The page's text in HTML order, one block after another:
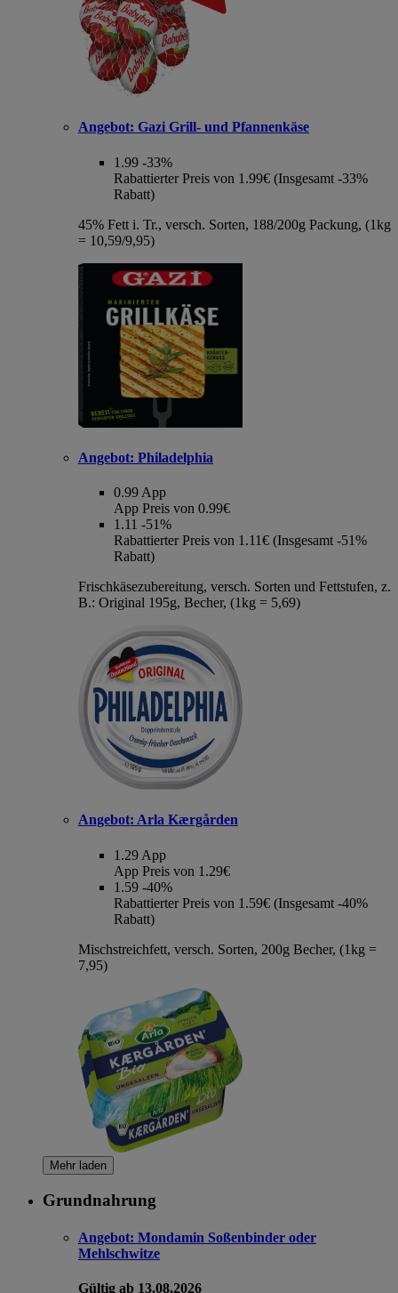
Angebot: Gazi Grill- und Pfannenkäse
1.99 -33%
Rabattierter Preis von 1.99€ (Insgesamt -33%
Rabatt)
45% Fett i. Tr., versch. Sorten, 188/200g Packung, (1kg
= 10,59/9,95)
Angebot: Philadelphia
0.99 App
App Preis von 0.99€
1.11 -51%
Rabattierter Preis von 1.11€ (Insgesamt -51%
Rabatt)
Frischkäsezubereitung, versch. Sorten und Fettstufen, z.
B.: Original 195g, Becher, (1kg = 5,69)
Angebot: Arla Kærgården
1.29 App
App Preis von 1.29€
1.59 -40%
Rabattierter Preis von 1.59€ (Insgesamt -40%
Rabatt)
Mischstreichfett, versch. Sorten, 200g Becher, (1kg =
7,95)
Mehr laden
Grundnahrung
Angebot: Mondamin Soßenbinder oder
Mehlschwitze
Gültig ab 13.08.2026